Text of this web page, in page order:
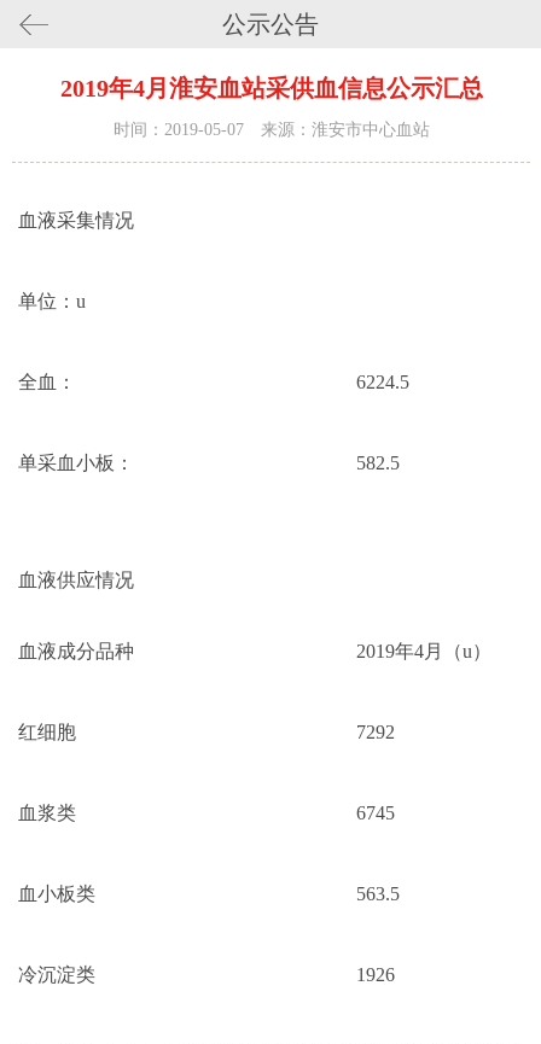
公示公告
2019年4月淮安血站采供血信息公示汇总
时间：2019-05-07 来源：淮安市中心血站
血液采集情况
单位：u
全血： 6224.5
单采血小板： 582.5
血液供应情况
血液成分品种 2019年4月（u）
红细胞 7292
血浆类 6745
血小板类 563.5
冷沉淀类 1926